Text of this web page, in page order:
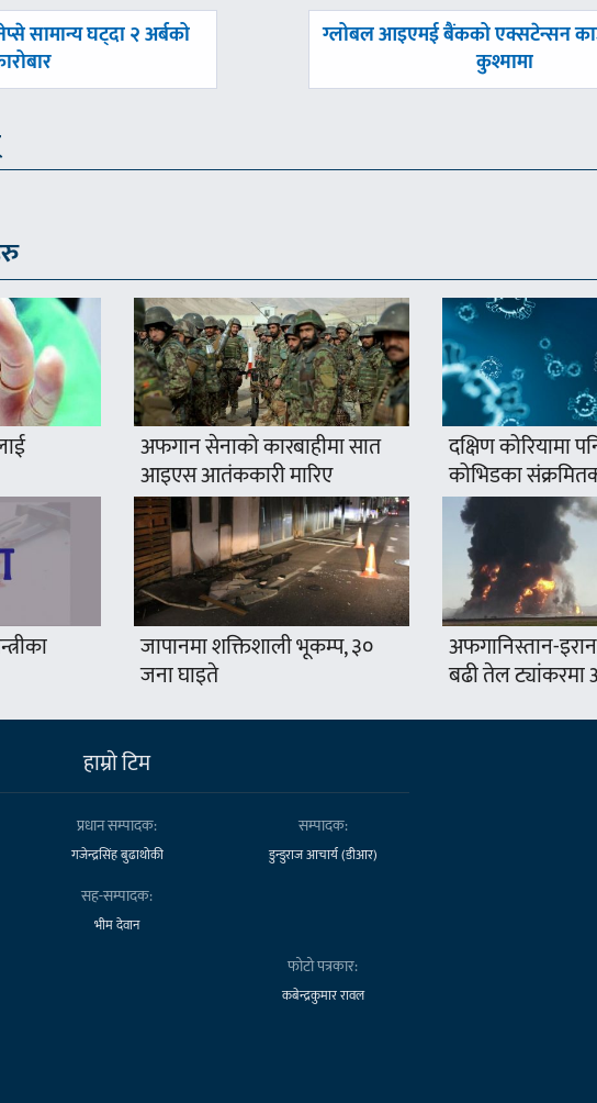
सामान्य घट्दा २ अर्बको
अघिल्लाे
ग्लोबल आइएमई बैंकको एक्सटेन्सन
कुश्मामा
अफगान सेनाको कारबाहीमा सात
आइएस आतंककारी मारिए
दक्षिण कोरियामा
कोभिडका
जापानमा शक्तिशाली भूकम्प, ३०
जना घाइते
अफगानिस्तान-
बढी तेल
हाम्राे टिम
प्रधान सम्पादक:
गजेन्द्रसिंह बुढाथोकी
सम्पादक:
डुन्डुराज आचार्य (डीआर)
सह-सम्पादक:
भीम देवान
फोटो पत्रकार:
कबेन्द्रकुमार रावल